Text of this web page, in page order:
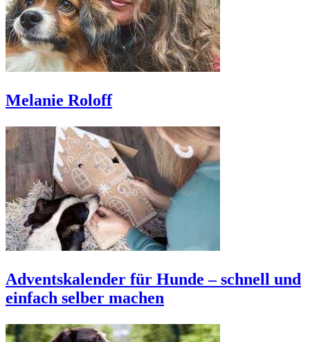
Melanie Roloff
Adventskalender für Hunde – schnell und
einfach selber machen